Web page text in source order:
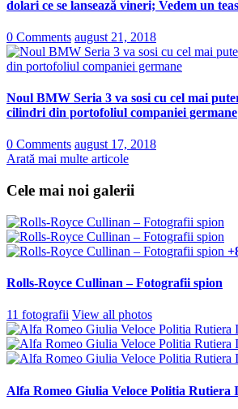
dolari ce se lansează vineri; Vedem un
0 Comments august 21, 2018
Noul BMW Seria 3 va sosi cu cel mai
cilindri din portofoliul companiei germane
0 Comments august 17, 2018
Arată mai multe articole
Cele mai noi galerii
Rolls-Royce Cullinan – Fotografii spion
11 fotografii View all photos
Alfa Romeo Giulia Veloce Politia Rutiera